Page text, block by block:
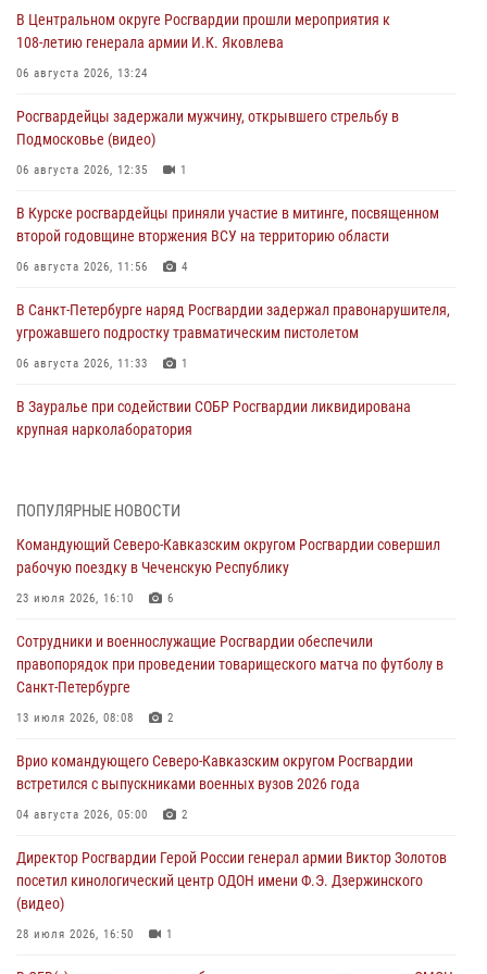
В Центральном округе Росгвардии прошли мероприятия к
108‑летию генерала армии И.К. Яковлева
06 августа 2026, 13:24
Росгвардейцы задержали мужчину, открывшего стрельбу в
Подмосковье (видео)
06 августа 2026, 12:35 1
В Курске росгвардейцы приняли участие в митинге, посвященном
второй годовщине вторжения ВСУ на территорию области
06 августа 2026, 11:56 4
В Санкт-Петербурге наряд Росгвардии задержал правонарушителя,
угрожавшего подростку травматическим пистолетом
06 августа 2026, 11:33 1
В Зауралье при содействии СОБР Росгвардии ликвидирована
крупная нарколаборатория
В Москве росгвардейцы задержали троих мужчин, устроивших
06 августа 2026, 11:20
Взрывотехники Росгвардии на Ставрополье обезвредили снаряд
06 августа 2026, 11:15
Подвиги героев‑росгвардейцев увековечили в новой музейной
экспозиции белгородского музея‑диорамы «Курская битва.
06 августа 2026, 10:30 3
Охрану общественного порядка и безопасность на футбольном
06 августа 2026, 10:13 1
ПОПУЛЯРНЫЕ НОВОСТИ
Командующий Северо-Кавказским округом Росгвардии совершил
рабочую поездку в Чеченскую Республику
23 июля 2026, 16:10 6
Сотрудники и военнослужащие Росгвардии обеспечили
правопорядок при проведении товарищеского матча по футболу в
Санкт-Петербурге
13 июля 2026, 08:08 2
Врио командующего Северо-Кавказским округом Росгвардии
встретился с выпускниками военных вузов 2026 года
04 августа 2026, 05:00 2
Директор Росгвардии Герой России генерал армии Виктор Золотов
посетил кинологический центр ОДОН имени Ф.Э. Дзержинского
(видео)
28 июля 2026, 16:50 1